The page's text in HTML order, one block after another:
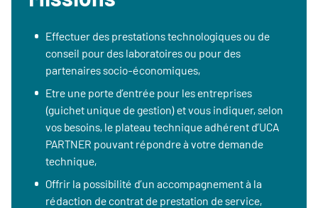
Effectuer des prestations technologiques ou de
conseil pour des laboratoires ou pour des
partenaires socio-économiques,
Etre une porte d’entrée pour les entreprises
(guichet unique de gestion) et vous indiquer, selon
vos besoins, le plateau technique adhérent d’UCA
PARTNER pouvant répondre à votre demande
technique,
Offrir la possibilité d’un accompagnement à la
rédaction de contrat de prestation de service,